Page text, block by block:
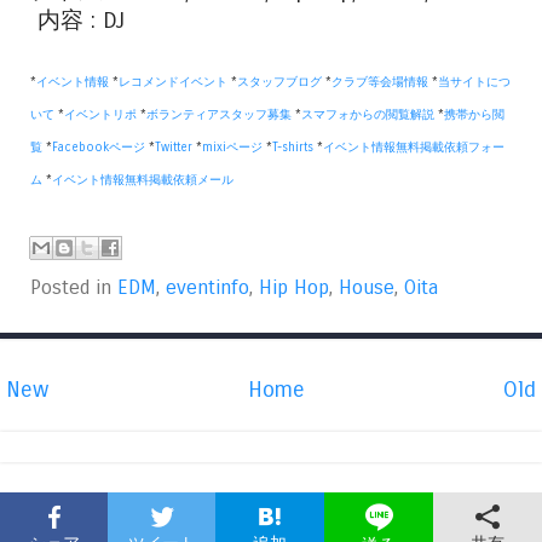
内容 : DJ
*イベント情報 *レコメンドイベント *スタッフブログ *クラブ等会場情報 *当サイトにつ
いて *イベントリポ *ボランティアスタッフ募集 *スマフォからの閲覧解説 *携帯から閲
覧 *Facebookページ * Twitter *mixiページ * T-shirts *イベント情報無料掲載依頼フォー
ム *イベント情報無料掲載依頼メール
Posted in EDM, eventinfo, Hip Hop, House, Oita
New Old
Home